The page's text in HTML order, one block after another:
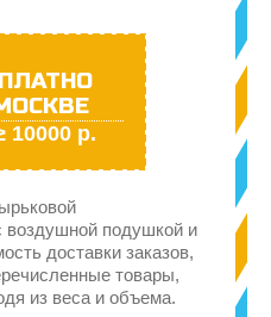
10000 р.
воздушной подушкой и
доставки заказов,
товары,
из веса и объема.